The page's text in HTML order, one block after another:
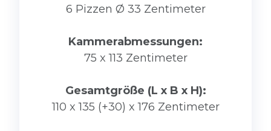
6 Pizzen Ø 33 Zentimeter
Kammerabmessungen:
75 x 113 Zentimeter
Gesamtgröße (L x B x H):
110 x 135 (+30) x 176 Zentimeter